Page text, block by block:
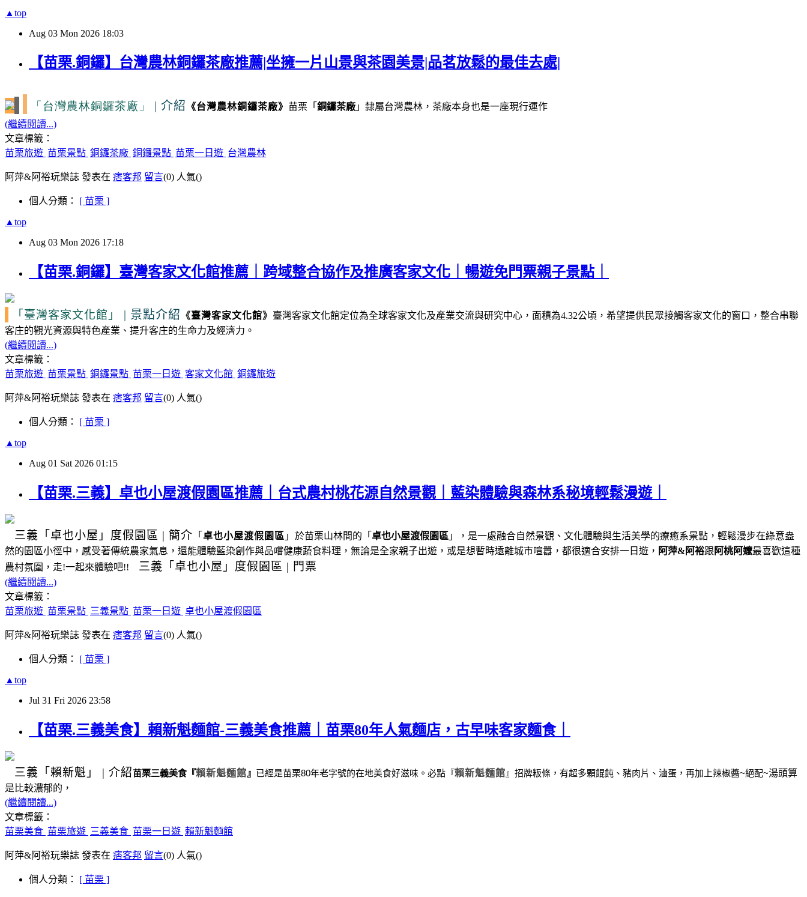
▲top
Aug 03 Mon 2026 18:03
【苗栗.銅鑼】台灣農林銅鑼茶廠推薦|坐擁一片山景與茶園美景|品茗放鬆的最佳去處|
「台灣農林銅鑼茶廠」 | 介紹 《台灣農林銅鑼茶廠》 苗栗「 銅鑼茶廠 」隸屬台灣農林，茶廠本身也是一座現行運作
(繼續閱讀...)
文章標籤：
苗栗旅遊 苗栗景點 銅鑼茶廠 銅鑼景點 苗栗一日遊 台灣農林
阿萍&阿裕玩樂誌 發表在 痞客邦 留言(0) 人氣()
個人分類： [ 苗栗 ]
▲top
Aug 03 Mon 2026 17:18
【苗栗.銅鑼】臺灣客家文化館推薦｜跨域整合協作及推廣客家文化｜暢遊免門票親子景點｜
「臺灣客家文化館」 | 景點介紹 《臺灣客家文化館》 臺灣客家文化館定位為全球客家文化及產業交流與研究中心， 面積為4.32公頃，希望提供民眾接觸客家文化的窗口，整合串聯
客庄的觀光資源與特色產業、提升客庄的生命力及經濟力。
(繼續閱讀...)
文章標籤：
苗栗旅遊 苗栗景點 銅鑼景點 苗栗一日遊 客家文化館 銅鑼旅遊
阿萍&阿裕玩樂誌 發表在 痞客邦 留言(0) 人氣()
個人分類： [ 苗栗 ]
▲top
Aug 01 Sat 2026 01:15
【苗栗.三義】卓也小屋渡假園區推薦｜台式農村桃花源自然景觀｜藍染體驗與森林系秘境輕鬆漫遊｜
三義 「卓也小屋」度假園區 | 簡介 「 卓也小屋渡假園區 」 於苗栗山林間的「 卓也小屋渡假園區 」，是一處融合自然景觀、文化體驗與生活美學的療癒系景點，輕鬆漫步在綠意盎
然的園區小徑中，感受著傳統農家氣息，還能體驗藍染創作與品嚐健康蔬食料理， 無論是全家親子出遊，或是想暫時遠離城市喧囂，都很適合安排一日遊， 阿萍&阿裕跟 阿桃阿嬤最喜歡這種
農村氛圍，走!一起來體驗吧!!
三義 「卓也小屋」度假園區 | 門票
(繼續閱讀...)
文章標籤：
苗栗旅遊 苗栗景點 三義景點 苗栗一日遊 卓也小屋渡假園區
阿萍&阿裕玩樂誌 發表在 痞客邦 留言(0) 人氣()
個人分類： [ 苗栗 ]
▲top
Jul 31 Fri 2026 23:58
【苗栗.三義美食】賴新魁麵館-三義美食推薦｜苗栗80年人氣麵店，古早味客家麵食｜
三義 「賴新魁」 | 介紹苗栗三義美食 『賴新魁麵館』 已經是苗栗80年老字號的在地美食好滋味。 必點 『賴新魁麵館 』 招牌粄條， 有超多顆餛飩、豬肉片、滷蛋，再加上辣椒醬~絕配~湯頭算
是比較濃郁的，
(繼續閱讀...)
文章標籤：
苗栗美食 苗栗旅遊 三義美食 苗栗一日遊 賴新魁麵館
阿萍&阿裕玩樂誌 發表在 痞客邦 留言(0) 人氣()
個人分類： [ 苗栗 ]